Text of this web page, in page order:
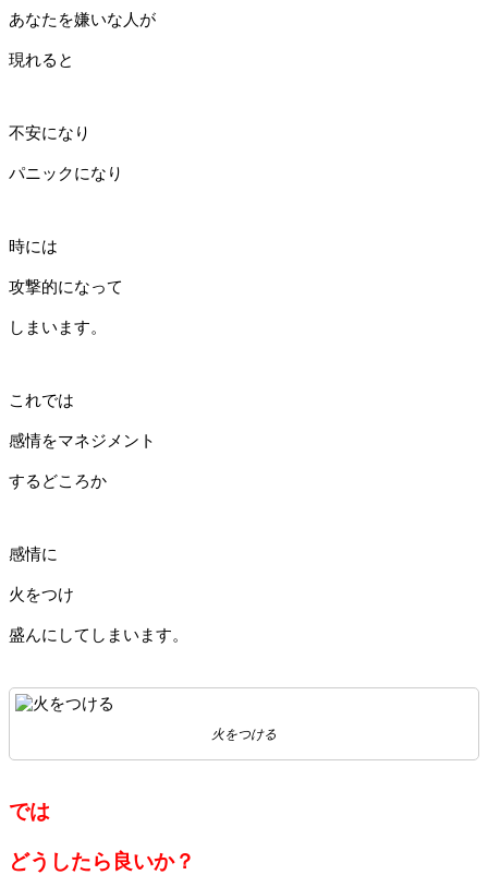
あなたを嫌いな人が
現れると
不安になり
パニックになり
時には
攻撃的になって
しまいます。
これでは
感情をマネジメント
するどころか
感情に
火をつけ
盛んにしてしまいます。
火をつける
では
どうしたら良いか？